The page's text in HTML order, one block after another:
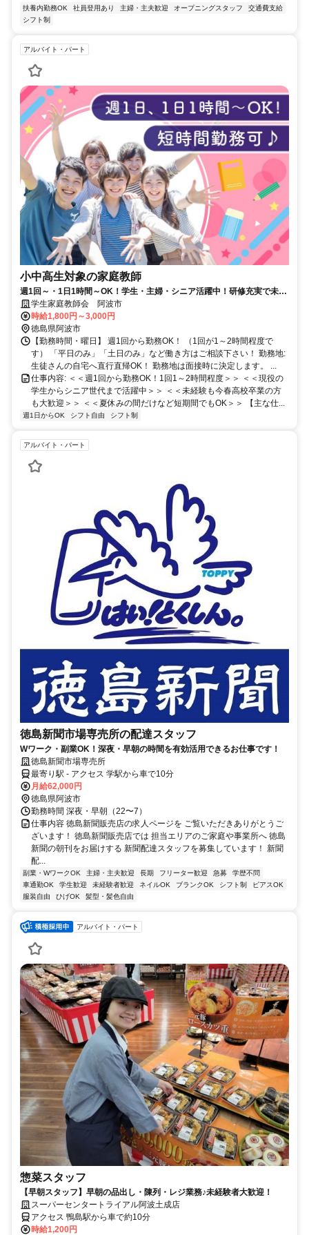
扶養内勤務OK 社員登用あり 主婦・主夫歓迎 オープニングスタッフ
交通費支給
シフト制
アルバイト・パート
小中高生対象の家庭教師
週1回～・1日1時間～OK！学生・主婦・シニア活躍中！研修充実で未経
験も安心！
学生家庭教師会 阿波市
時給1,800円～3,000円
徳島県阿波市
【勤務時間・曜日】 週1回から勤務OK！ （1回が1～2時間程度で
す） 「平日のみ」「土日のみ」など働き方はご相談下さい！ 勤務地:
生徒さんの自宅へ直行直帰OK！ 勤務地は面接時に決定します。 ...
仕事内容: ＜＜週1回から勤務OK！1回1～2時間程度＞＞ ＜＜現役の
学生からシニア世代まで活躍中＞＞ ＜＜未経験も今春高校卒業の方
も大歓迎＞＞ ＜＜夏休みの間だけなど短期間でもOK＞＞ 【主な仕...
週1日からOK シフト自由 シフト制
アルバイト・パート
徳島新聞市場専売所の配達スタッフ
Wワーク・副業OK！深夜・早朝の時間を有効活用できるお仕事です！
徳島新聞市場専売所
最寄り駅 - アクセス 学駅から車で10分
月給62,000円
徳島県阿波市
勤務時間 深夜・早朝（22〜7）
仕事内容 徳島新聞販売店の求人ページを ご覧いただきありがとうご
ざいます！ 徳島新聞販売店では 担当エリアのご家庭や事業所へ 徳島
新聞の朝刊をお届けする 新聞配達スタッフを募集しています！ 新聞
配...
副業・WワークOK 主婦・主夫歓迎 長期 フリーター歓迎 急募
学歴不問
車通勤OK
学生歓迎 未経験者歓迎 ネイルOK ブランクOK シフト制
ピアスOK
服装自由
ひげOK 髪型・髪色自由
アルバイト・パート
惣菜スタッフ
【早朝スタッフ】早朝の品出し・陳列・レジ業務♪未経験者大歓迎！
スーパーセンタートライアル阿波土成店
アクセス 鴨島駅から車で約10分
時給1,200円